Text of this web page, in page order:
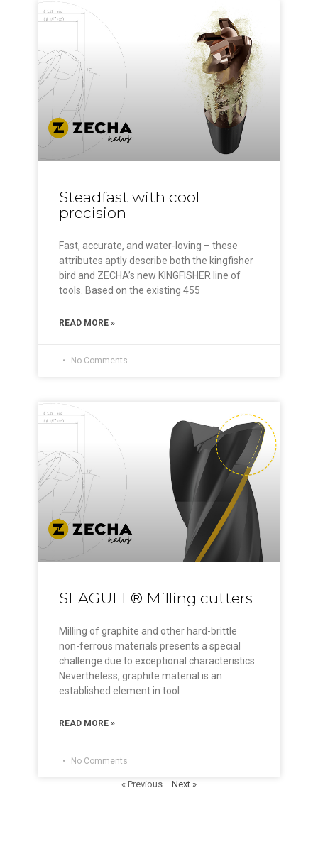
Steadfast with cool
precision
Fast, accurate, and water-loving – these
attributes aptly describe both the kingfisher
bird and ZECHA’s new KINGFISHER line of
tools. Based on the existing 455
READ MORE »
No Comments
SEAGULL® Milling cutters
Milling of graphite and other hard-brittle
non-ferrous materials presents a special
challenge due to exceptional characteristics.
Nevertheless, graphite material is an
established element in tool
READ MORE »
No Comments
« Previous Next »